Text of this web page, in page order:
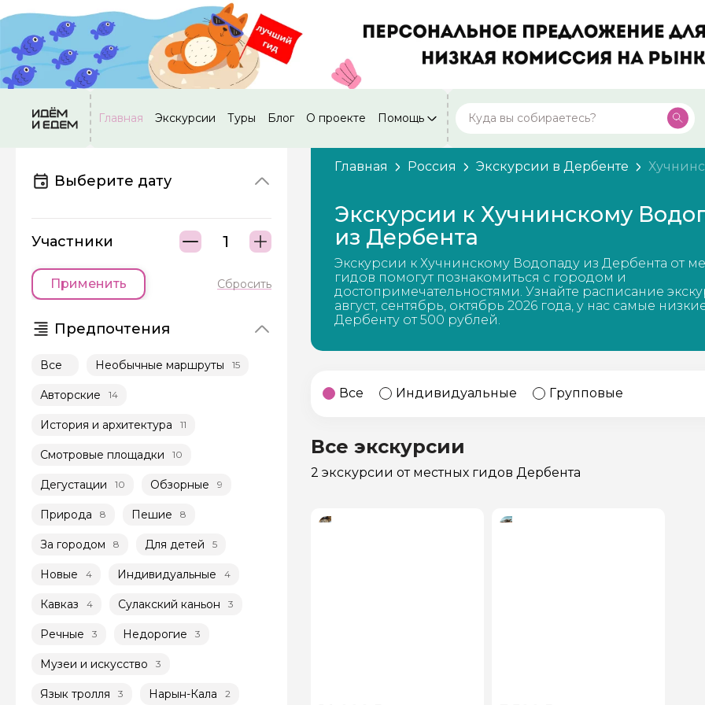
Главная Экскурсии Туры Блог О проекте Помощь
Москва
Россия
Нижний Новгород
Калининград
Россия
Кисловодск
Россия
20 экскурсий
Дербент 17 экскурсий
Посмотреть все города
Выберите дату
Участники
Применить Сбросить
Предпочтения
Все Необычные маршруты 15
Авторские 14
История и архитектура 11
Смотровые площадки 10
Дегустации 10 Обзорные 9
Природа 8 Пешие 8
За городом 8 Для детей 5
Новые 4 Индивидуальные 4
Кавказ 4 Сулакский каньон 3
Речные 3 Недорогие 3
Музеи и искусство 3
Язык тролля 3 Нарын-Кала 2
Главная Россия Экскурсии в Дербенте
Экскурсии к Хучнинскому
из Дербента
Экскурсии к Хучнинскому Водопаду из Дербента от
гидов помогут познакомиться с городом и
достопримечательностями. Узнайте расписание
август, сентябрь, октябрь 2026 года, у нас самые
Дербенту от 500 рублей.
Все Индивидуальные Групповые
Все экскурсии
2 экскурсии от местных гидов Дербента